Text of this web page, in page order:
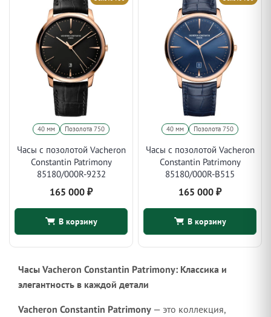
40 мм Позолота 750
Часы с позолотой Vacheron
Constantin Patrimony
85180/000R-9232
165 000 ₽
В корзину
40 мм Позолота 750
Часы с позолотой Vacheron
Constantin Patrimony
85180/000R-B515
165 000 ₽
В корзину
Часы Vacheron Constantin Patrimony: Классика и
элегантность в каждой детали
Vacheron Constantin Patrimony — это коллекция,